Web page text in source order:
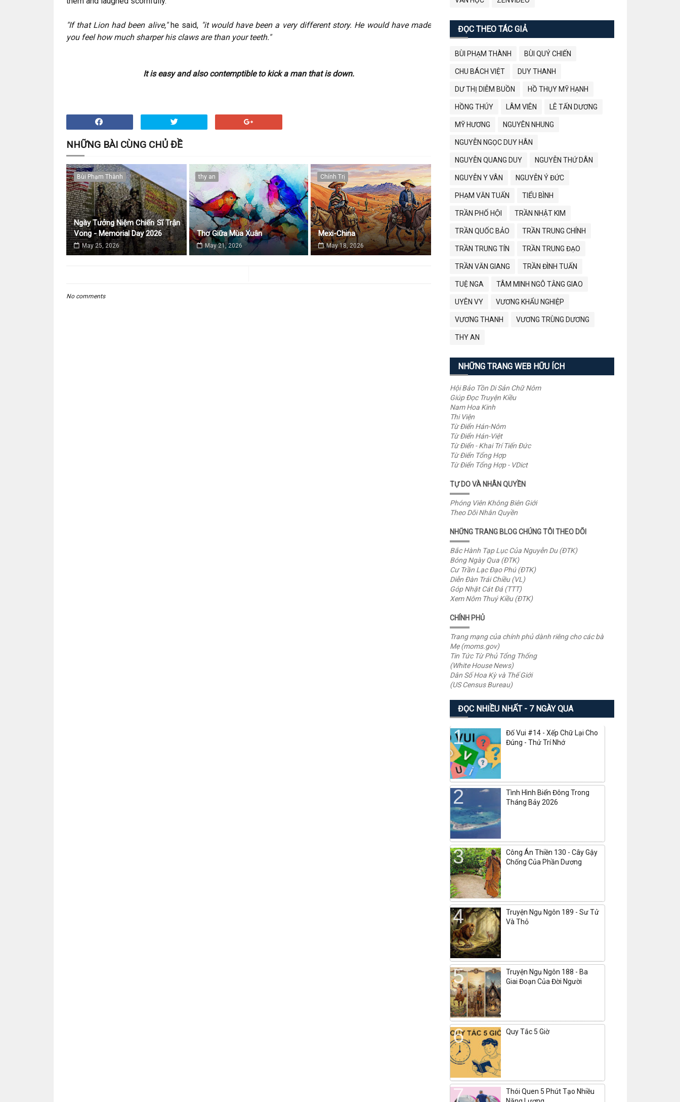
"If that Lion had been alive,"he said, "it would have been a very different story. He would have made
you feel how much sharper his claws are than your teeth."
It is easy and also contemptible to kick a man that is down.
NHỮNG BÀI CÙNG CHỦ ĐỀ
Bùi Phạm Thành
Ngày Tưởng Niệm Chiến Sĩ Trận
Vong - Memorial Day 2026
May 25, 2026
thy an
Thơ Giữa Mùa Xuân
May 21, 2026
Chính Trị
Mexi-China
May 18, 2026
No comments
ĐỌC THEO TÁC GIẢ
BÙI PHẠM THÀNH BÙI QUÝ CHIẾN
CHU BÁCH VIỆT DUY THANH
DƯ THỊ DIỄM BUỒN HỒ THỤY MỸ HẠNH
HỒNG THÚY LÂM VIÊN LÊ TẤN DƯƠNG
MỸ HƯƠNG NGUYÊN NHUNG
NGUYỄN NGỌC DUY HÂN
NGUYỄN QUANG DUY NGUYỄN THỨ DÂN
NGUYỄN Y VÂN NGUYỄN Ý ĐỨC
PHẠM VĂN TUẤN TIỂU BÌNH
TRẦN PHỐ HỘI TRẦN NHẬT KIM
TRẦN QUỐC BẢO TRẦN TRUNG CHÍNH
TRẦN TRUNG TÍN TRẦN TRUNG ĐẠO
TRẦN VĂN GIANG TRẦN ĐÌNH TUẤN
TUỆ NGA TÂM MINH NGÔ TẰNG GIAO
UYÊN VY VƯƠNG KHẨU NGHIỆP
VƯƠNG THANH VƯƠNG TRÙNG DƯƠNG
THY AN
NHỮNG TRANG WEB HỮU ÍCH
Hội Bảo Tồn Di Sản Chữ Nôm
Giúp Đọc Truyện Kiều
Nam Hoa Kinh
Thi Viện
Từ Điển Hán-Nôm
Từ Điển Hán-Việt
Từ Điển - Khai Trí Tiến Đức
Từ Điển Tổng Hợp
Từ Điển Tổng Hợp - VDict
TỰ DO VÀ NHÂN QUYỀN
Phóng Viên Không Biên Giới
Theo Dõi Nhân Quyền
NHỮNG TRANG BLOG CHÚNG TÔI THEO DÕI
Bắc Hành Tạp Lục Của Nguyễn Du (ĐTK)
Bóng Ngày Qua (ĐTK)
Cư Trần Lạc Đạo Phú (ĐTK)
Diễn Đàn Trái Chiều (VL)
Góp Nhặt Cát Đá (TTT)
Xem Nôm Thuý Kiều (ĐTK)
CHÍNH PHỦ
Trang mạng của chính phủ dành riêng cho các bà
Mẹ (moms.gov)
Tin Tức Từ Phủ Tổng Thống
(White House News)
Dân Số Hoa Kỳ và Thế Giới
(US Census Bureau)
ĐỌC NHIỀU NHẤT - 7 NGÀY QUA
Đố Vui #14 - Xếp Chữ Lại Cho
Đúng - Thử Trí Nhớ
Tình Hình Biển Đông Trong
Tháng Bảy 2026
Công Án Thiền 130 - Cây Gậy
Chống Của Phần Dương
Truyện Ngụ Ngôn 189 - Sư Tử
Và Thỏ
Truyện Ngụ Ngôn 188 - Ba
Giai Đoạn Của Đời Người
Quy Tắc 5 Giờ
Thói Quen 5 Phút Tạo Nhiều